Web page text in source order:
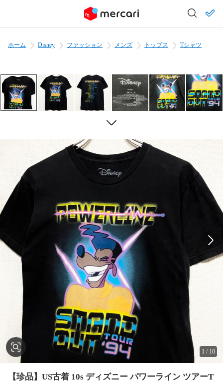
ホーム Disney ファッション メンズ トップス Tシャツ
1 / 10
【珍品】US古着 10s ディズニー パワーライン ツアーT